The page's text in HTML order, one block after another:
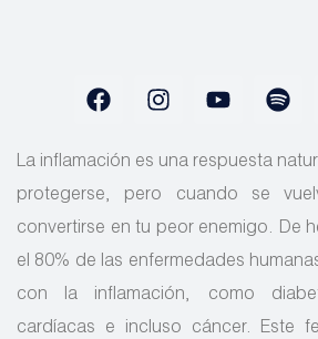
La inflamación es una respuesta
protegerse, pero cuando se
convertirse en tu peor enemigo. De
el 80% de las enfermedades
con la inflamación, como
cardíacas e incluso cáncer. Este